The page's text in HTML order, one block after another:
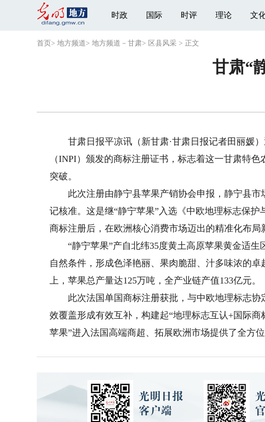
时政 国际 时评 理论 文
首页 > 地方频道> 地方频道－甘肃> 区县风采 > 正文
甘肃“
甘肃日报平凉讯（新甘肃·甘肃日报记者田丽媛）
（INPI）颁发的商标注册证书，标志着这一甘肃特
突破。
此次注册由静宁县苹果产销协会申报，静宁县市
记核准。这是继“静宁苹果”入选《中欧地理标志保
商标注册后，在欧洲核心消费市场迈出的精准化布局
“静宁苹果”产自北纬35度黄土高原苹果黄金适生
自然条件，形成色泽艳丽、果肉脆甜、汁多味浓的
上，苹果总产量达125万吨，全产业链产值133亿元。
此次法国单国商标注册获批，与中欧地理标志协
效覆盖形成有效互补，构建起“地理标志互认+国际
苹果”进入法国高端商超、拓展欧洲市场提供了全方位